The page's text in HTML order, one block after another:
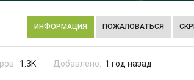
ИНФОРМАЦИЯ ПОЖАЛОВАТЬСЯ
1.3K Добавлено: 1 год назад